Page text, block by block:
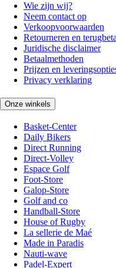
Wie zijn wij?
Neem contact op
Verkoopvoorwaarden
Retourneren en
Juridische disclaimer
Betaalmethoden
Prijzen en
Privacy verklaring
Onze winkels
Basket-Center
Daily Bikers
Direct Running
Direct-Volley
Espace Golf
Foot-Store
Galop-Store
Golf and co
Handball-Store
House of Rugby
La sellerie de Maé
Made in Paradis
Nauti-wave
Padel-Expert